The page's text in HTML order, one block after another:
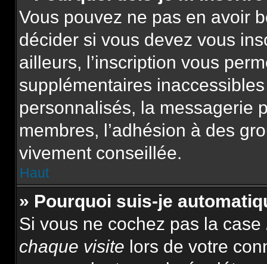
Vous pouvez ne pas en avoir
décider si vous devez vous
ailleurs, l’inscription vous
supplémentaires
personnalisés, la messagerie
membres, l’adhésion à des
vivement conseillée.
Haut
» Pourquoi suis-je
Si vous ne cochez pas la case
chaque visite lors de votre